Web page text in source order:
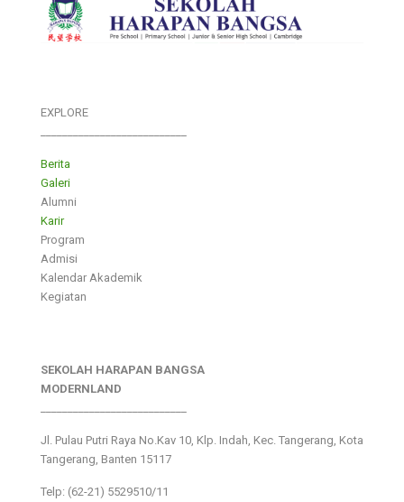
EXPLORE
Berita
Galeri
Alumni
Karir
Program
Admisi
Kalendar Akademik
Kegiatan
SEKOLAH HARAPAN BANGSA
MODERNLAND
Jl. Pulau Putri Raya No.Kav 10, Klp. Indah, Kec. Tangerang, Kota
Tangerang, Banten 15117
Telp: (62-21) 5529510/11